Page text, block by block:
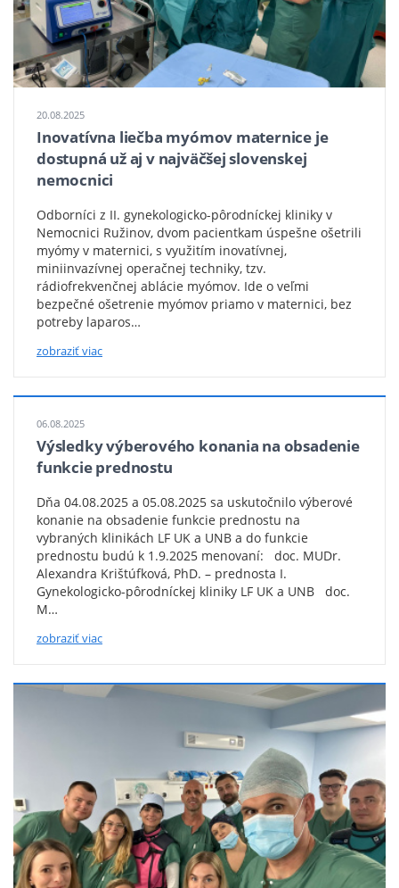
20.08.2025
Inovatívna liečba myómov maternice je
dostupná už aj v najväčšej slovenskej
nemocnici
Odborníci z II. gynekologicko-pôrodníckej kliniky v
Nemocnici Ružinov, dvom pacientkam úspešne ošetrili
myómy v maternici, s využitím inovatívnej,
miniinvazívnej operačnej techniky, tzv.
rádiofrekvenčnej ablácie myómov. Ide o veľmi
bezpečné ošetrenie myómov priamo v maternici, bez
potreby laparos…
zobraziť viac
06.08.2025
Výsledky výberového konania na obsadenie
funkcie prednostu
Dňa 04.08.2025 a 05.08.2025 sa uskutočnilo výberové
konanie na obsadenie funkcie prednostu na
vybraných klinikách LF UK a UNB a do funkcie
prednostu budú k 1.9.2025 menovaní: doc. MUDr.
Alexandra Krištúfková, PhD. – prednosta I.
Gynekologicko-pôrodníckej kliniky LF UK a UNB doc.
M…
zobraziť viac